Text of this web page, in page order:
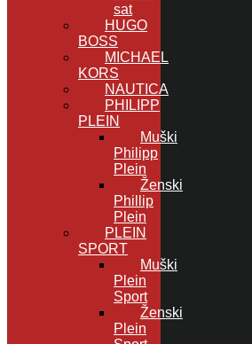
sat
HUGO
BOSS
MICHAEL
KORS
NAUTICA
PHILIPP
PLEIN
Muški
Philipp
Plein
Ženski
Phillip
Plein
PLEIN
SPORT
Muški
Plein
Sport
Ženski
Plein